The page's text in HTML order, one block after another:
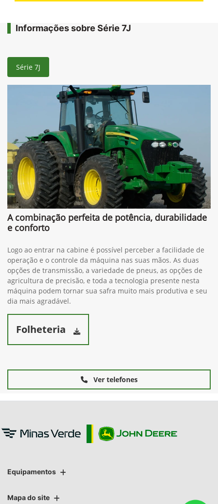
Informações sobre Série 7J
Série 7J
A combinação perfeita de potência, durabilidade
e conforto
Logo ao entrar na cabine é possível perceber a facilidade de
operação e o controle da máquina nas suas mãos. As duas
opções de transmissão, a variedade de pneus, as opções de
agricultura de precisão, e toda a tecnologia presente nesta
máquina podem tornar sua safra muito mais produtiva e seu
dia mais agradável.
Folheteria
Ver telefones
Equipamentos
Mapa do site